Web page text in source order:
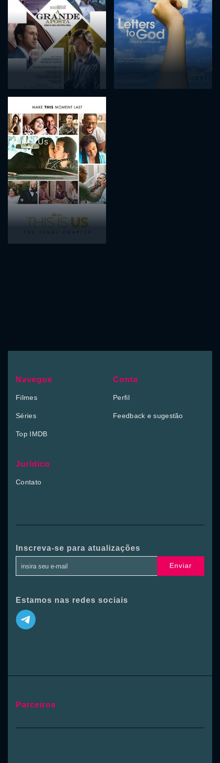
This Is Us
Navegue
Filmes
Séries
Top IMDB
Conta
Perfil
Feedback e sugestão
Jurídico
Contato
Inscreva-se para atualizações
Enviar
Estamos nas redes sociais
Parceiros